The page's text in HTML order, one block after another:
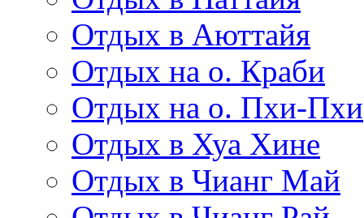
Отдых в Аюттайя
Отдых на о. Краби
Отдых на о. Пхи-Пхи
Отдых в Хуа Хине
Отдых в Чианг Май